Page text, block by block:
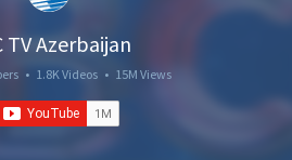
TV Azerbaijan
• 1.8K Videos • 15M Views